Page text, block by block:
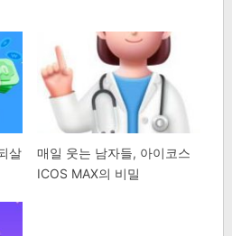
살
매일 웃는 남자들, 아이코스
ICOS MAX의 비밀